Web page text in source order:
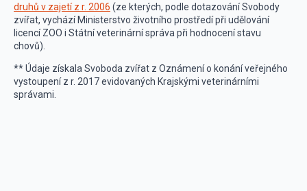
druhů v zajetí z r. 2006 (ze kterých, podle dotazování Svobody
zvířat, vychází Ministerstvo životního prostředí při udělování
licencí ZOO i Státní veterinární správa při hodnocení stavu
chovů).
** Údaje získala Svoboda zvířat z Oznámení o konání veřejného
vystoupení z r. 2017 evidovaných Krajskými veterinárními
správami.